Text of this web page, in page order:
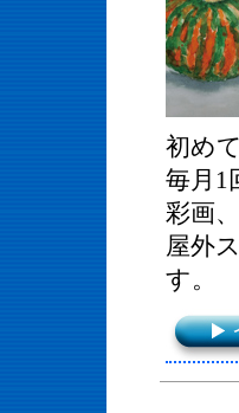
初め
毎月1
彩画
屋外
す。